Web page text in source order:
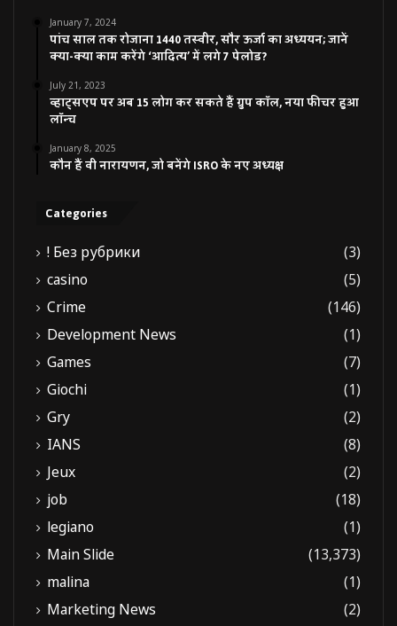
January 7, 2024
पांच साल तक रोजाना 1440 तस्वीर, सौर ऊर्जा का अध्ययन; जानें
क्या-क्या काम करेंगे ‘आदित्य’ में लगे 7 पेलोड?
July 21, 2023
व्हाट्सएप पर अब 15 लोग कर सकते हैं ग्रुप कॉल, नया फीचर हुआ
लॉन्च
January 8, 2025
कौन हैं वी नारायणन, जो बनेंगे ISRO के नए अध्यक्ष
Categories
! Без рубрики
(3)
casino
(5)
Crime
(146)
Development News
(1)
Games
(7)
Giochi
(1)
Gry
(2)
IANS
(8)
Jeux
(2)
job
(18)
legiano
(1)
Main Slide
(13,373)
malina
(1)
Marketing News
(2)